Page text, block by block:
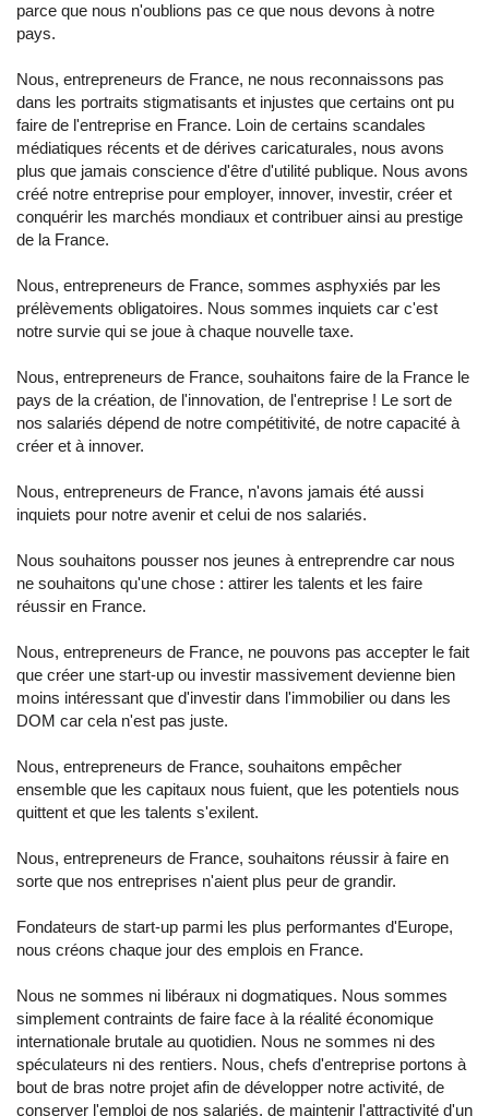
parce que nous n'oublions pas ce que nous devons à notre
pays.
Nous, entrepreneurs de France, ne nous reconnaissons pas
dans les portraits stigmatisants et injustes que certains ont pu
faire de l'entreprise en France. Loin de certains scandales
médiatiques récents et de dérives caricaturales, nous avons
plus que jamais conscience d'être d'utilité publique. Nous avons
créé notre entreprise pour employer, innover, investir, créer et
conquérir les marchés mondiaux et contribuer ainsi au prestige
de la France.
Nous, entrepreneurs de France, sommes asphyxiés par les
prélèvements obligatoires. Nous sommes inquiets car c'est
notre survie qui se joue à chaque nouvelle taxe.
Nous, entrepreneurs de France, souhaitons faire de la France le
pays de la création, de l'innovation, de l'entreprise ! Le sort de
nos salariés dépend de notre compétitivité, de notre capacité à
créer et à innover.
Nous, entrepreneurs de France, n'avons jamais été aussi
inquiets pour notre avenir et celui de nos salariés.
Nous souhaitons pousser nos jeunes à entreprendre car nous
ne souhaitons qu'une chose : attirer les talents et les faire
réussir en France.
Nous, entrepreneurs de France, ne pouvons pas accepter le fait
que créer une start-up ou investir massivement devienne bien
moins intéressant que d'investir dans l'immobilier ou dans les
DOM car cela n'est pas juste.
Nous, entrepreneurs de France, souhaitons empêcher
ensemble que les capitaux nous fuient, que les potentiels nous
quittent et que les talents s'exilent.
Nous, entrepreneurs de France, souhaitons réussir à faire en
sorte que nos entreprises n'aient plus peur de grandir.
Fondateurs de start-up parmi les plus performantes d'Europe,
nous créons chaque jour des emplois en France.
Nous ne sommes ni libéraux ni dogmatiques. Nous sommes
simplement contraints de faire face à la réalité économique
internationale brutale au quotidien. Nous ne sommes ni des
spéculateurs ni des rentiers. Nous, chefs d'entreprise portons à
bout de bras notre projet afin de développer notre activité, de
conserver l'emploi de nos salariés, de maintenir l'attractivité d'un